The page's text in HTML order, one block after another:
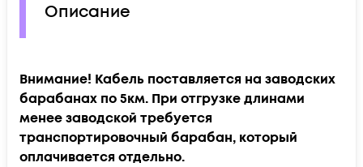
Описание
Внимание! Кабель поставляется на заводских
барабанах по 5км. При отгрузке длинами
менее заводской требуется
транспортировочный барабан, который
оплачивается отдельно.